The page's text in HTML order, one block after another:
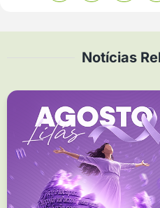
Notícias